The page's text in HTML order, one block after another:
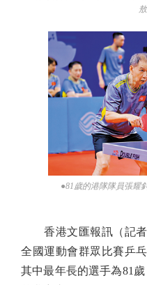
●81歲的港隊隊員張耀
香港文匯報訊（記者
全國運動會群眾比賽乒
其中最年長的選手為81